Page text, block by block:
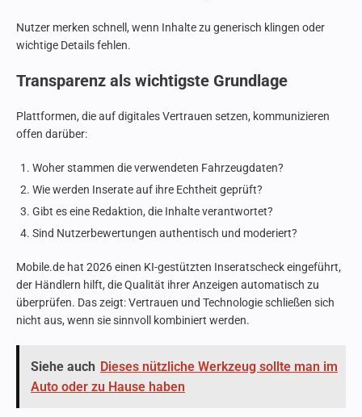
Nutzer merken schnell, wenn Inhalte zu generisch klingen oder
wichtige Details fehlen.
Transparenz als wichtigste Grundlage
Plattformen, die auf digitales Vertrauen setzen, kommunizieren
offen darüber:
Woher stammen die verwendeten Fahrzeugdaten?
Wie werden Inserate auf ihre Echtheit geprüft?
Gibt es eine Redaktion, die Inhalte verantwortet?
Sind Nutzerbewertungen authentisch und moderiert?
Mobile.de hat 2026 einen KI-gestützten Inseratscheck eingeführt,
der Händlern hilft, die Qualität ihrer Anzeigen automatisch zu
überprüfen. Das zeigt: Vertrauen und Technologie schließen sich
nicht aus, wenn sie sinnvoll kombiniert werden.
Siehe auch Dieses nützliche Werkzeug sollte man im
Auto oder zu Hause haben